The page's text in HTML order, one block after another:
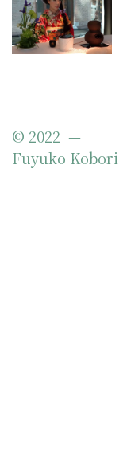
© 2022 —
Fuyuko Kobori